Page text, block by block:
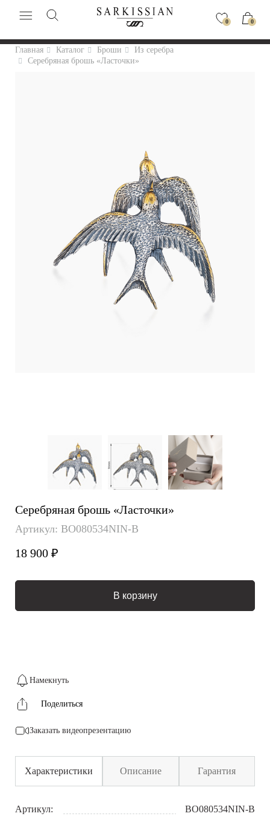
0 0
Главная Каталог Броши
Из серебра
Серебряная брошь «Ласточки»
Серебряная брошь «Ласточки»
Артикул: BO080534NIN-B
18 900 ₽
В корзину
Намекнуть
Поделиться
Заказать видеопрезентацию
Характеристики Описание Гарантия
Артикул: BO080534NIN-B